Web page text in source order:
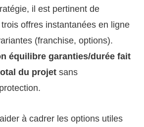
il est pertinent de
offres instantanées en ligne
(franchise, options).
équilibre garanties/durée fait
du projet sans
à cadrer les options utiles